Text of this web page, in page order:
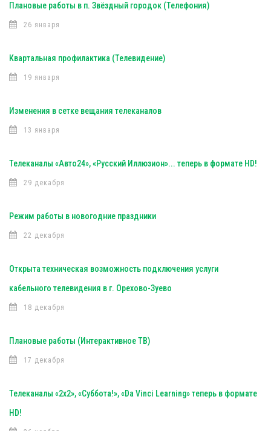
Плановые работы в п. Звёздный городок (Телефония)
26 января
Квартальная профилактика (Телевидение)
19 января
Изменения в сетке вещания телеканалов
13 января
Телеканалы «Авто24», «Русский Иллюзион»... теперь в формате HD!
29 декабря
Режим работы в новогодние праздники
22 декабря
Открыта техническая возможность подключения услуги
кабельного телевидения в г. Орехово-Зуево
18 декабря
Плановые работы (Интерактивное ТВ)
17 декабря
Телеканалы «2х2», «Суббота!», «Da Vinci Learning» теперь в формате
HD!